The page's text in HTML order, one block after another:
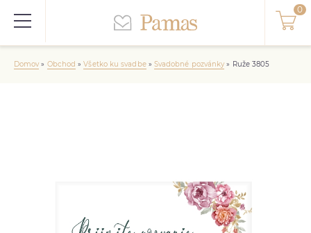
Domov» Obchod »Všetko ku svadbe» Svadobné pozvánky » Ruže 3805